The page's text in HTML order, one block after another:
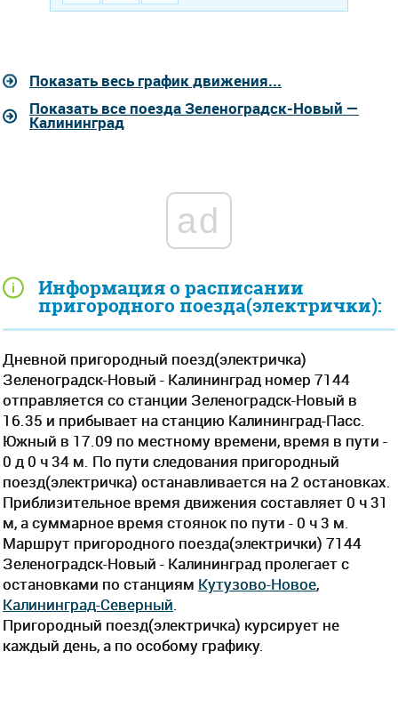
Информация о расписании
пригородного поезда(электрички):
Дневной пригородный поезд(электричка)
Зеленоградск-Новый - Калининград номер 7144
отправляется со станции Зеленоградск-Новый в
16.35 и прибывает на станцию Калининград-Пасс.
Южный в 17.09 по местному времени, время в пути -
0 д 0 ч 34 м. По пути следования пригородный
поезд(электричка) останавливается на 2 остановках.
Приблизительное время движения составляет 0 ч 31
м, а суммарное время стоянок по пути - 0 ч 3 м.
Маршрут пригородного поезда(электрички) 7144
Зеленоградск-Новый - Калининград пролегает c
остановками по станциям Кутузово-Новое,
Калининград-Северный
Пригородный поезд(электричка) курсирует не
каждый день, а по особому графику.
Показать весь график движения...
Показать все поезда Зеленоградск-Новый —
Калининград
ad